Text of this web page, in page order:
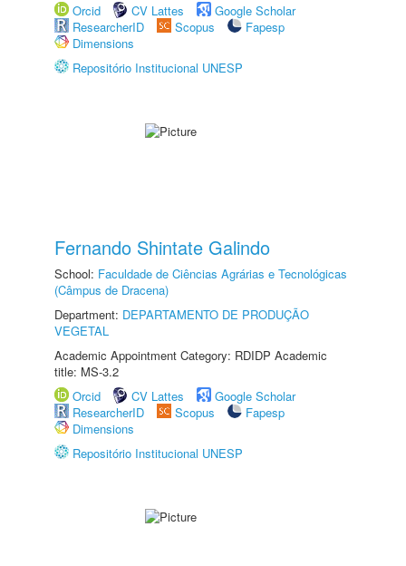
Orcid CV Lattes
Google Scholar
ResearcherID
Scopus
Fapesp
Dimensions
Repositório Institucional UNESP
Fernando Shintate Galindo
School: Faculdade de Ciências Agrárias e Tecnológicas
(Câmpus de Dracena)
Department: DEPARTAMENTO DE PRODUÇÃO
VEGETAL
Academic Appointment Category: RDIDP Academic
title: MS-3.2
Orcid
CV Lattes
Google Scholar
ResearcherID
Scopus
Fapesp
Dimensions
Repositório Institucional UNESP